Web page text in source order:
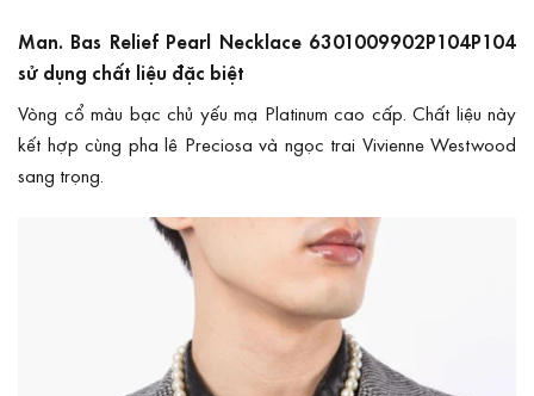
Man. Bas Relief Pearl Necklace 6301009902P104P104
sử dụng chất liệu đặc biệt
Vòng cổ màu bạc chủ yếu mạ Platinum cao cấp. Chất liệu này
kết hợp cùng pha lê Preciosa và ngọc trai Vivienne Westwood
sang trọng.